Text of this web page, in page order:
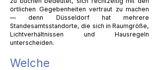
örtlichen Gegebenheiten vertraut zu machen
— denn Düsseldorf hat mehrere
Standesamtsstandorte, die sich in Raumgröße,
Lichtverhältnissen und Hausregeln
unterscheiden.
Welche